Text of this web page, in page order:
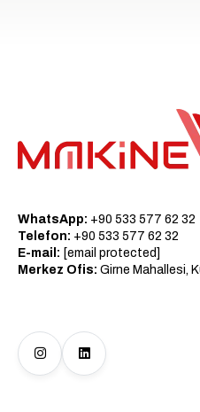
WhatsApp: +90 533 577 62 32
Telefon: +90 533 577 62 32
E-mail: [email protected]
Merkez Ofis: Girne Mahallesi,